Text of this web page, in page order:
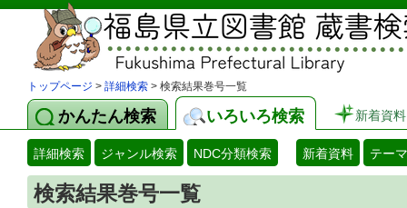
トップページ > 詳細検索 > 検索結果巻号一覧
かんたん検索 いろいろ検索 新着資料
詳細検索 ジャンル検索 NDC分類検索 新着資料 テー
検索結果巻号一覧